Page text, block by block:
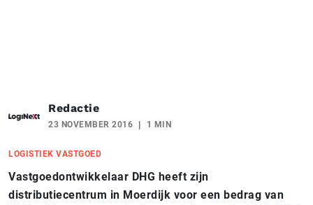
Redactie
23 NOVEMBER 2016 1 MIN
LOGISTIEK VASTGOED
Vastgoedontwikkelaar DHG heeft zijn
distributiecentrum in Moerdijk voor een bedrag van